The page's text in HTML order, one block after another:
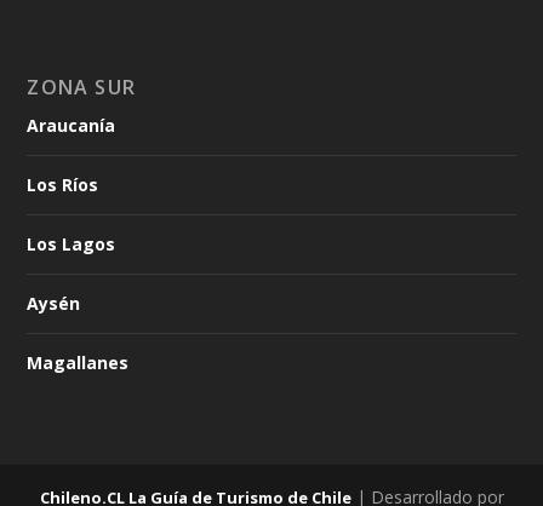
ZONA SUR
Araucanía
Los Ríos
Los Lagos
Aysén
Magallanes
Chileno.CL La Guía de Turismo de Chile| Desarrollado por